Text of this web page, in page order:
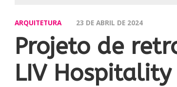
ARQUITETURA 23 DE ABRIL DE 2024
Projeto de
LIV